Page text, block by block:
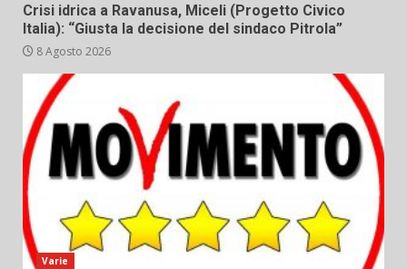
Crisi idrica a Ravanusa, Miceli (Progetto Civico
Italia): “Giusta la decisione del sindaco Pitrola”
8 Agosto 2026
Varie